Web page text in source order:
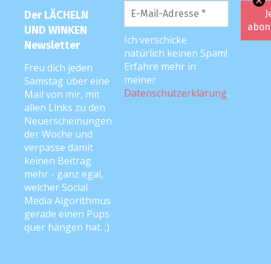
Der LÄCHELN
UND WINKEN
Newsletter
Freu dich jeden
Samstag über eine
Mail von mir, mit
allen Links zu den
Neuerscheinungen
der Woche und
verpasse damit
keinen Beitrag
mehr - ganz egal,
welcher Social
Media Algorithmus
gerade einen Pups
quer hängen hat. ;)
Ich verschicke
natürlich keinen Spam!
Erfahre mehr in
meiner
Datenschutzerklärung.
PODCAST